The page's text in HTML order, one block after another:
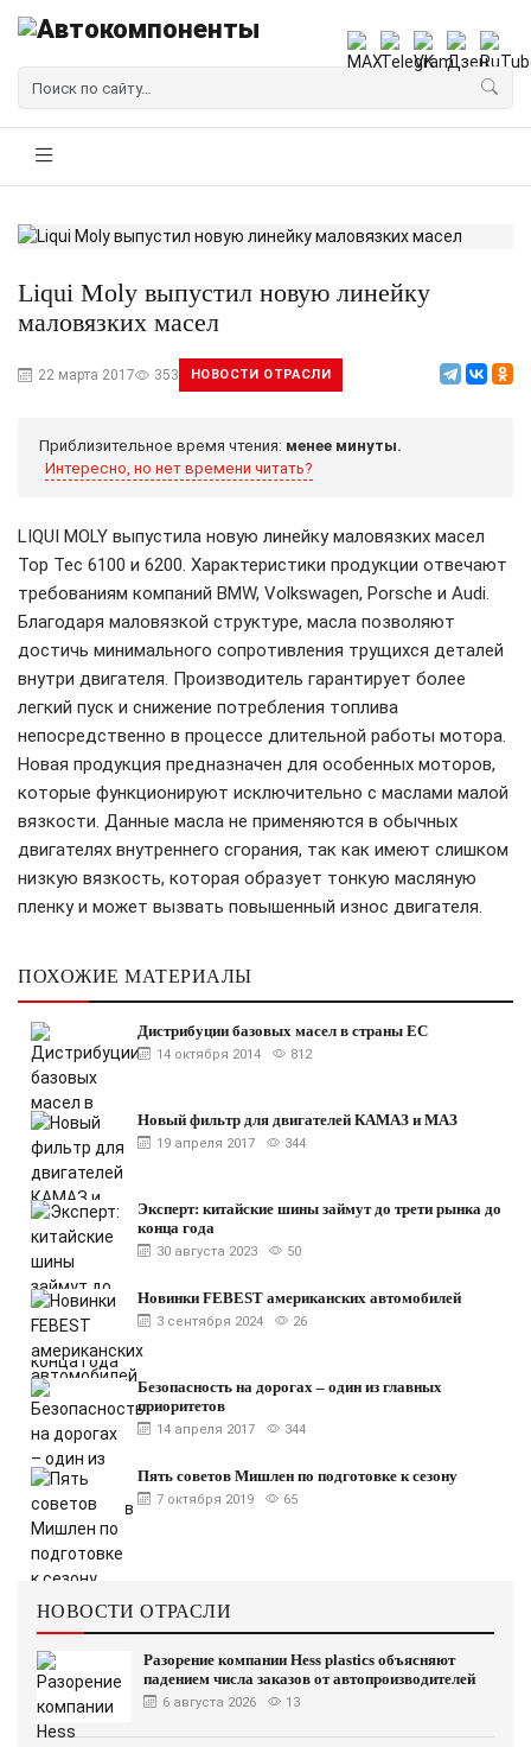
Liqui Moly выпустил новую линейку
маловязких масел
22 марта 2017 353 НОВОСТИ ОТРАСЛИ
Приблизительное время чтения: менее минуты.
Интересно, но нет времени читать?
LIQUI MOLY выпустила новую линейку маловязких масел
Top Tec 6100 и 6200. Характеристики продукции отвечают
требованиям компаний BMW, Volkswagen, Porsche и Audi.
Благодаря маловязкой структуре, масла позволяют
достичь минимального сопротивления трущихся деталей
внутри двигателя. Производитель гарантирует более
легкий пуск и снижение потребления топлива
непосредственно в процессе длительной работы мотора.
Новая продукция предназначен для особенных моторов,
которые функционируют исключительно с маслами малой
вязкости. Данные масла не применяются в обычных
двигателях внутреннего сгорания, так как имеют слишком
низкую вязкость, которая образует тонкую масляную
пленку и может вызвать повышенный износ двигателя.
ПОХОЖИЕ МАТЕРИАЛЫ
Дистрибуции базовых масел в страны ЕС
14 октября 2014 812
Новый фильтр для двигателей КАМАЗ и МАЗ
19 апреля 2017 344
Эксперт: китайские шины займут до трети рынка до
конца года
30 августа 2023 50
Новинки FEBEST американских автомобилей
3 сентября 2024 26
Безопасность на дорогах – один из главных
приоритетов
14 апреля 2017 344
Пять советов Мишлен по подготовке к сезону
7 октября 2019 65
НОВОСТИ ОТРАСЛИ
Разорение компании Hess plastics объясняют
падением числа заказов от автопроизводителей
6 августа 2026 13